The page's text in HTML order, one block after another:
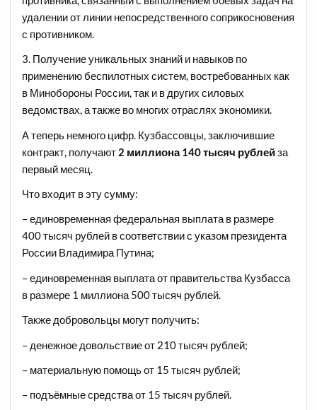
удалении от линии непосредственного соприкосновения
с противником.
3. Получение уникальных знаний и навыков по
применению беспилотных систем, востребованных как
в Минобороны России, так и в других силовых
ведомствах, а также во многих отраслях экономики.
А теперь немного цифр. Кузбассовцы, заключившие
контракт, получают 2 миллиона 140 тысяч рублейза
первый месяц.
Что входит в эту сумму:
– единовременная федеральная выплата в размере
400 тысяч рублей в соответствии с указом президента
России Владимира Путина;
– единовременная выплата от правительства Кузбасса
в размере 1 миллиона 500 тысяч рублей.
Также добровольцы могут получить:
– денежное довольствие от 210 тысяч рублей;
– материальную помощь от 15 тысяч рублей;
– подъёмные средства от 15 тысяч рублей.